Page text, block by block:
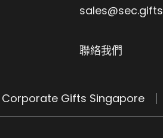
sales@sec.gifts
聯絡我們
Corporate Gifts Singapore